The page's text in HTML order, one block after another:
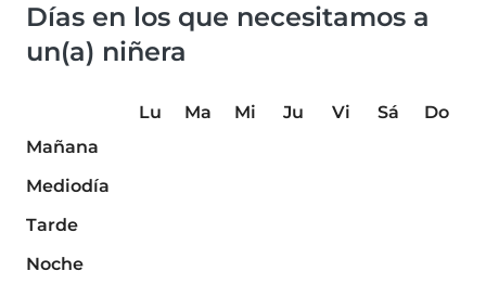
Días en los que necesitamos a
un(a) niñera
Lu Ma Mi Ju Vi Sá
Do
Mañana
Mediodía
Tarde
Noche